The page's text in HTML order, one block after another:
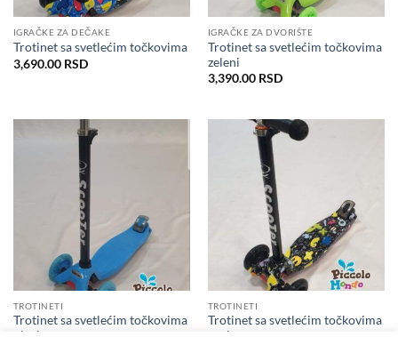
IGRAČKE ZA DEČAKE
Trotinet sa svetlećim točkovima
3,690.00 RSD
IGRAČKE ZA DVORIŠTE
Trotinet sa svetlećim točkovima
zeleni
3,390.00 RSD
TROTINETI
Trotinet sa svetlećim točkovima
TROTINETI
Trotinet sa svetlećim točkovima